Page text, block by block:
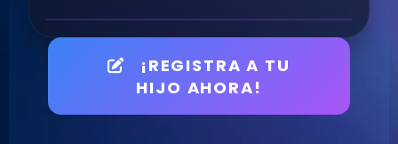
¡REGISTRA A TU
HIJO AHORA!